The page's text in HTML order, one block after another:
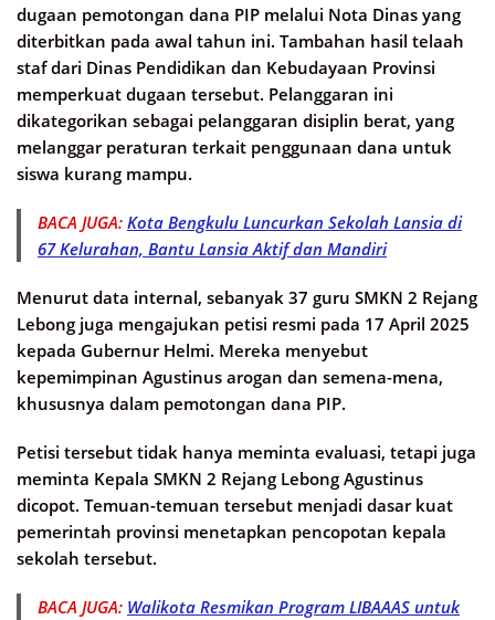
dugaan pemotongan dana PIP melalui Nota Dinas yang
diterbitkan pada awal tahun ini. Tambahan hasil telaah
staf dari Dinas Pendidikan dan Kebudayaan Provinsi
memperkuat dugaan tersebut. Pelanggaran ini
dikategorikan sebagai pelanggaran disiplin berat, yang
melanggar peraturan terkait penggunaan dana untuk
siswa kurang mampu.
BACA JUGA: Kota Bengkulu Luncurkan Sekolah Lansia di
67 Kelurahan, Bantu Lansia Aktif dan Mandiri
Menurut data internal, sebanyak 37 guru SMKN 2 Rejang
Lebong juga mengajukan petisi resmi pada 17 April 2025
kepada Gubernur Helmi. Mereka menyebut
kepemimpinan Agustinus arogan dan semena-mena,
khususnya dalam pemotongan dana PIP.
Petisi tersebut tidak hanya meminta evaluasi, tetapi juga
meminta Kepala SMKN 2 Rejang Lebong Agustinus
dicopot. Temuan-temuan tersebut menjadi dasar kuat
pemerintah provinsi menetapkan pencopotan kepala
sekolah tersebut.
BACA JUGA: Walikota Resmikan Program LIBAAAS untuk